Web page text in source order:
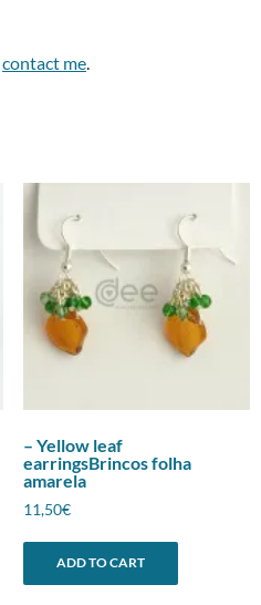
contact me
– Yellow leaf
earringsBrincos folha
amarela
11,50€
ADD TO CART